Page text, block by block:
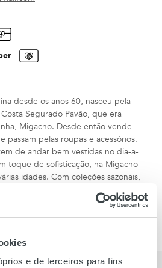
e de terceiros para fins
desde os anos 60, nasceu pela
Segurado Pavão, que era
Migacho. Desde então vende
passam pelas roupas e acessórios.
de andar bem vestidas no dia-a-
toque de sofisticação, na Migacho
idades. Com coleções sazonais,
comercializa artigos de nomes como
Létol e Lucky.